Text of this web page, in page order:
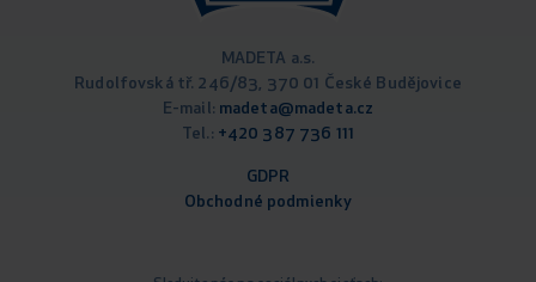
MADETA a.s.
Rudolfovská tř. 246/83, 370 01 České Budějovice
E-mail: madeta@madeta.cz
Tel.: +420 387 736 111
GDPR
Obchodné podmienky